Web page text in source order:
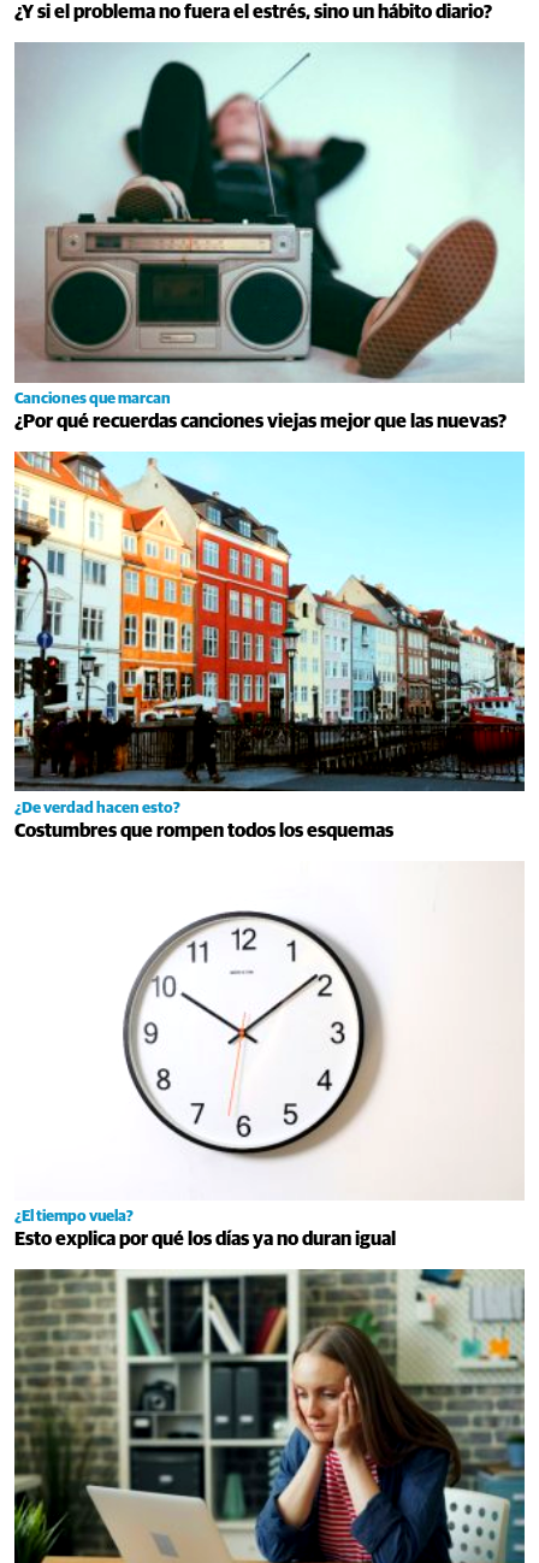
¿Y si el problema no fuera el estrés, sino un hábito diario?
Canciones que marcan
¿Por qué recuerdas canciones viejas mejor que las nuevas?
¿De verdad hacen esto?
Costumbres que rompen todos los esquemas
¿El tiempo vuela?
Esto explica por qué los días ya no duran igual